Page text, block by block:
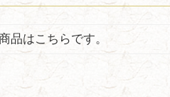
品はこちらです。